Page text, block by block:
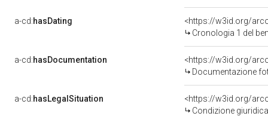
a-cd:hasDating
<https://w3id.org/
Cronologia 1 del
a-cd:hasDocumentation
Documentazione
a-cd:hasLegalSituation
Condizione